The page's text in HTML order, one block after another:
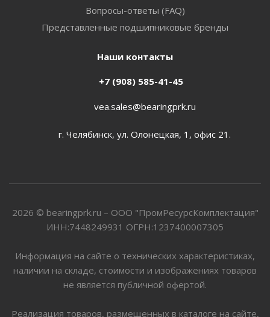
Вопросы-ответы (FAQ)
Представленные подшипниковые бренды
Наши контакты
+7 (908) 585-41-45
vea.sales@bearingprk.ru
г. Челябинск, ул. Олонецкая, 1, офис 21.
2026 © bearingprk.ru – ООО "ПромРесурсКомплектация"
ИНН:7448249931 ОГРН:1237400007305
Информация на сайте о технических характеристиках,
наличии на складе, стоимости и изображениях товаров
не является публичной офертой.
Реализация товаров, размещенных в каталоге на сайте,